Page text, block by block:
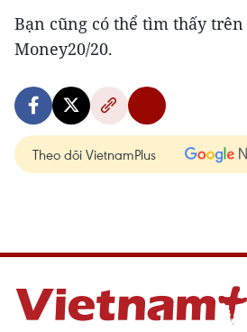
Bạn cũng có thể tìm thấy trên
Money20/20.
Theo dõi VietnamPlus